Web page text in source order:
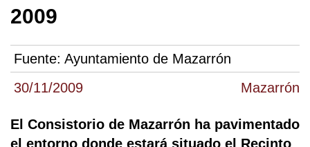
30/11/2009 Mazarrón
2009
Fuente: Ayuntamiento de Mazarrón
El Consistorio de Mazarrón ha pavimentado
el entorno donde estará situado el Recinto